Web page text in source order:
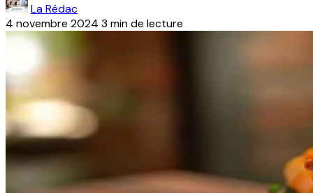
La Rédac
4 novembre 2024 3 min de lecture